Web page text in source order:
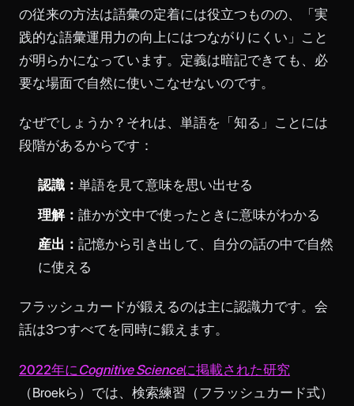
の従来の方法は語彙の定着には役立つものの、「実
践的な語彙運用力の向上にはつながりにくい」こと
が明らかになっています。定義は暗記できても、必
要な場面で自然に使いこなせないのです。
なぜでしょうか？それは、単語を「知る」ことには
段階があるからです：
認識： 単語を見て意味を思い出せる
理解： 誰かが文中で使ったときに意味がわかる
産出： 記憶から引き出して、自分の話の中で自然
に使える
フラッシュカードが鍛えるのは主に認識力です。会
話は3つすべてを同時に鍛えます。
2022年に Cognitive Scienceに掲載された研究
（Broekら）では、検索練習（フラッシュカード式）